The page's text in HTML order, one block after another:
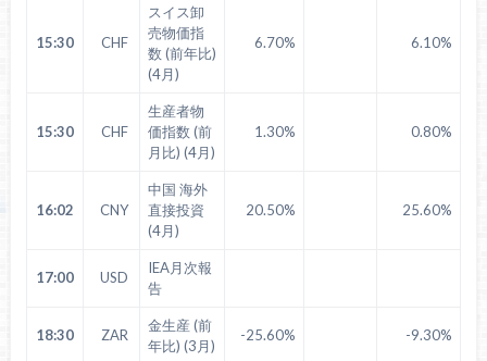
15:30 CHF
スイス卸
売物価指
数 (前年比)
(4月)
6.70% 6.10%
15:30 CHF
生産者物
価指数 (前
月比) (4月)
1.30% 0.80%
16:02 CNY
中国 海外
直接投資
(4月)
20.50% 25.60%
17:00 USD
IEA月次報
告
18:30 ZAR
金生産 (前
年比) (3月)
-25.60% -9.30%